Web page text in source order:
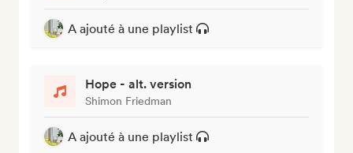
A ajouté à une playlist
Hope - alt. version
Shimon Friedman
A ajouté à une playlist